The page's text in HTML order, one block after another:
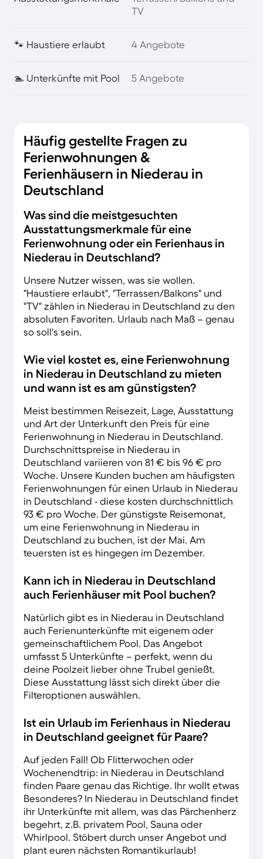
TV
🐾 Haustiere erlaubt 4 Angebote
🏊 Unterkünfte mit Pool 5 Angebote
Häufig gestellte Fragen zu
Ferienwohnungen &
Ferienhäusern in Niederau in
Deutschland
Was sind die meistgesuchten
Ausstattungsmerkmale für eine
Ferienwohnung oder ein Ferienhaus in
Niederau in Deutschland?
Unsere Nutzer wissen, was sie wollen.
"Haustiere erlaubt", "Terrassen/Balkons" und
"TV" zählen in Niederau in Deutschland zu den
absoluten Favoriten. Urlaub nach Maß – genau
so soll's sein.
Wie viel kostet es, eine Ferienwohnung
in Niederau in Deutschland zu mieten
und wann ist es am günstigsten?
Meist bestimmen Reisezeit, Lage, Ausstattung
und Art der Unterkunft den Preis für eine
Ferienwohnung in Niederau in Deutschland.
Durchschnittspreise in Niederau in
Deutschland variieren von 81 € bis 96 € pro
Woche. Unsere Kunden buchen am häufigsten
Ferienwohnungen für einen Urlaub in Niederau
in Deutschland - diese kosten durchschnittlich
93 € pro Woche. Der günstigste Reisemonat,
um eine Ferienwohnung in Niederau in
Deutschland zu buchen, ist der Mai. Am
teuersten ist es hingegen im Dezember.
Kann ich in Niederau in Deutschland
auch Ferienhäuser mit Pool buchen?
Natürlich gibt es in Niederau in Deutschland
auch Ferienunterkünfte mit eigenem oder
gemeinschaftlichem Pool. Das Angebot
umfasst 5 Unterkünfte – perfekt, wenn du
deine Poolzeit lieber ohne Trubel genießt.
Diese Ausstattung lässt sich direkt über die
Filteroptionen auswählen.
Ist ein Urlaub im Ferienhaus in Niederau
in Deutschland geeignet für Paare?
Auf jeden Fall! Ob Flitterwochen oder
Wochenendtrip: in Niederau in Deutschland
finden Paare genau das Richtige. Ihr wollt etwas
Besonderes? In Niederau in Deutschland findet
ihr Unterkünfte mit allem, was das Pärchenherz
begehrt, z.B. privatem Pool, Sauna oder
Whirlpool. Stöbert durch unser Angebot und
plant euren nächsten Romantikurlaub!